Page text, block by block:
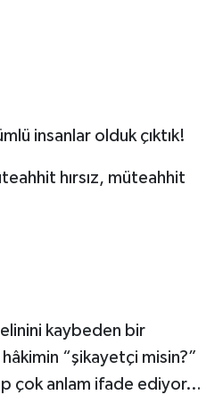
insanlar olduk çıktık!
hırsız, müteahhit
kaybeden bir
“şikayetçi misin?”
çok anlam ifade ediyor…